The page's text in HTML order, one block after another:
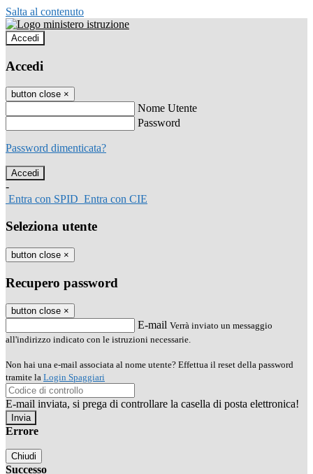
Salta al contenuto
Accedi
Accedi
button close ×
Nome Utente
Password
Password dimenticata?
-
Entra con SPID Entra con CIE
Seleziona utente
button close ×
Recupero password
button close ×
E-mail Verrà inviato un messaggio
all'indirizzo indicato con le istruzioni necessarie.
Non hai una e-mail associata al nome utente? Effettua il reset della password
tramite la Login Spaggiari
E-mail inviata, si prega di controllare la casella di posta elettronica!
Errore
Chiudi
Successo